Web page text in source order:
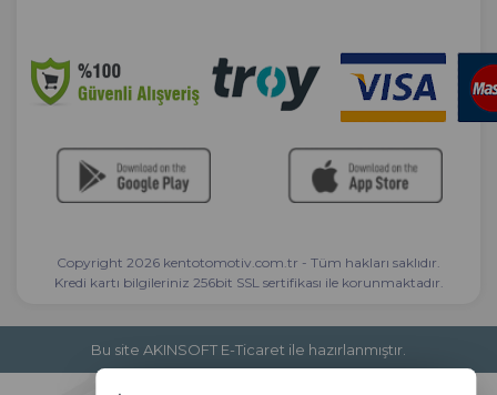
Copyright 2026 kentotomotiv.com.tr - Tüm hakları saklıdır.
Kredi kartı bilgileriniz 256bit SSL sertifikası ile korunmaktadır.
Bu site AKINSOFT E-Ticaret ile hazırlanmıştır.